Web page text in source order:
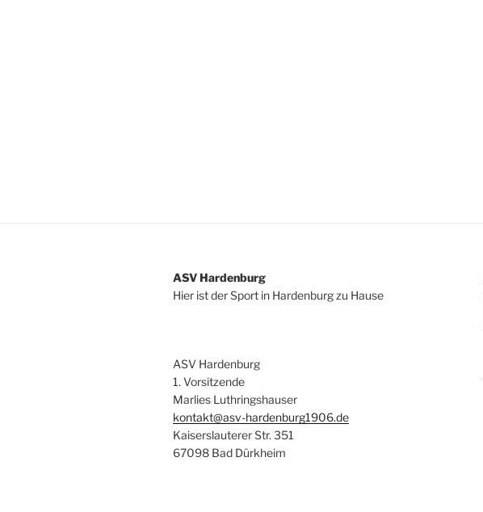
ASV Hardenburg
Hier ist der Sport in Hardenburg zu Hause
ASV Hardenburg
1. Vorsitzende
Marlies Luthringshauser
kontakt@asv-hardenburg1906.de
Kaiserslauterer Str. 351
67098 Bad Dürkheim